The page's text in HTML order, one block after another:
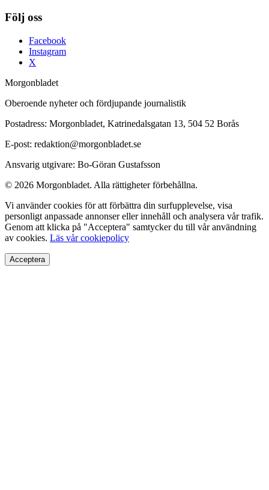
Följ oss
Facebook
Instagram
X
Morgonbladet
Oberoende nyheter och fördjupande journalistik
Postadress: Morgonbladet, Katrinedalsgatan 13, 504 52 Borås
E-post: redaktion@morgonbladet.se
Ansvarig utgivare: Bo-Göran Gustafsson
© 2026 Morgonbladet. Alla rättigheter förbehållna.
Vi använder cookies för att förbättra din surfupplevelse, visa
personligt anpassade annonser eller innehåll och analysera vår trafik.
Genom att klicka på "Acceptera" samtycker du till vår användning
av cookies. Läs vår cookiepolicy
Acceptera